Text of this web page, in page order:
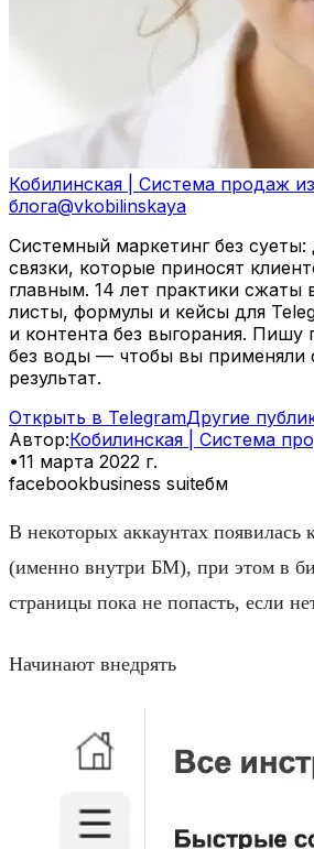
Кобилинская | Система продаж из
блога@vkobilinskaya
Системный маркетинг без
связки, которые приносят
главным. 14 лет практики сжаты
листы, формулы и кейсы для
и контента без выгорания. Пишу
без воды — чтобы вы применяли
результат.
Открыть в TelegramДругие
Автор:Кобилинская | Система
•11 марта 2022 г.
facebookbusiness suiteбм
В некоторых аккаунтах появилась
(именно внутри БМ), при этом в
страницы пока не попасть, если
Начинают внедрять